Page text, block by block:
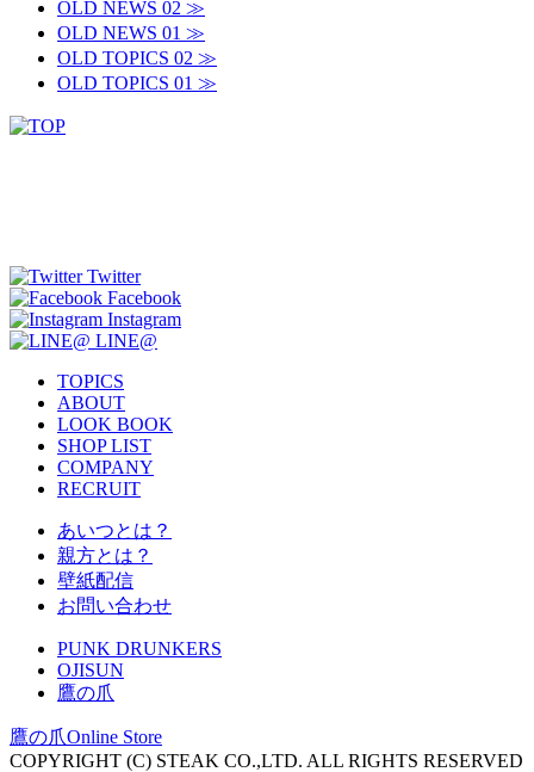
OLD NEWS 02 ≫
OLD NEWS 01 ≫
OLD TOPICS 02 ≫
OLD TOPICS 01 ≫
Twitter
Facebook
Instagram
LINE@
TOPICS
ABOUT
LOOK BOOK
SHOP LIST
COMPANY
RECRUIT
あいつとは？
親方とは？
壁紙配信
お問い合わせ
PUNK DRUNKERS
OJISUN
鷹の爪
鷹の爪Online Store
COPYRIGHT (C) STEAK CO.,LTD. ALL RIGHTS RESERVED